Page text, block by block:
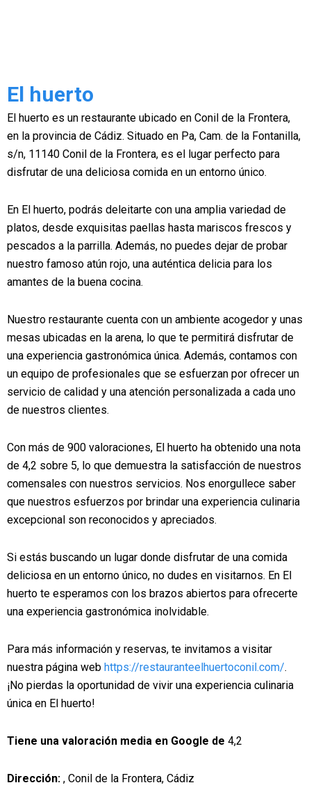
El huerto
El huerto es un restaurante ubicado en Conil de la Frontera,
en la provincia de Cádiz. Situado en Pa, Cam. de la Fontanilla,
s/n, 11140 Conil de la Frontera, es el lugar perfecto para
disfrutar de una deliciosa comida en un entorno único.
En El huerto, podrás deleitarte con una amplia variedad de
platos, desde exquisitas paellas hasta mariscos frescos y
pescados a la parrilla. Además, no puedes dejar de probar
nuestro famoso atún rojo, una auténtica delicia para los
amantes de la buena cocina.
Nuestro restaurante cuenta con un ambiente acogedor y unas
mesas ubicadas en la arena, lo que te permitirá disfrutar de
una experiencia gastronómica única. Además, contamos con
un equipo de profesionales que se esfuerzan por ofrecer un
servicio de calidad y una atención personalizada a cada uno
de nuestros clientes.
Con más de 900 valoraciones, El huerto ha obtenido una nota
de 4,2 sobre 5, lo que demuestra la satisfacción de nuestros
comensales con nuestros servicios. Nos enorgullece saber
que nuestros esfuerzos por brindar una experiencia culinaria
excepcional son reconocidos y apreciados.
Si estás buscando un lugar donde disfrutar de una comida
deliciosa en un entorno único, no dudes en visitarnos. En El
huerto te esperamos con los brazos abiertos para ofrecerte
una experiencia gastronómica inolvidable.
Para más información y reservas, te invitamos a visitar
nuestra página web https://restauranteelhuertoconil.com/.
¡No pierdas la oportunidad de vivir una experiencia culinaria
única en El huerto!
Tiene una valoración media en Google de 4,2
Dirección: , Conil de la Frontera, Cádiz